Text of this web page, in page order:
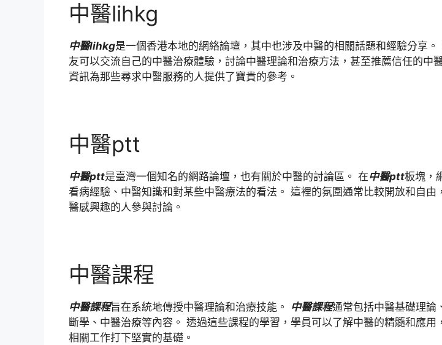
中醫lihkg
中醫lihkg是一個香港本地的網絡論壇，其中也涉及中醫的相關話題和經驗分享。
友可以交流自己的中醫治療體驗，討論中醫理論和治療方法，甚至推薦信任的中
資訊為那些尋求中醫服務的人提供了寶貴的參考。
中醫ptt
中醫ptt是臺灣一個知名的網路論壇，也有關於中醫的討論區。 在中醫ptt板塊，
看病經驗、中醫知識和對某些中醫療法的看法。 這裡的氛圍通常比較開放和自由
醫感興趣的人參與討論。
中醫課程
中醫課程旨在系統地傳授中醫理論和治療技能。 中醫課程通常包括中醫基礎理論
斷學、中醫治療等內容。 透過這些課程的學習，學員可以了解中醫的精髓和應用
相關工作打下堅實的基礎。